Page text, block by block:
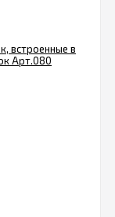
встроенные в
Арт.080